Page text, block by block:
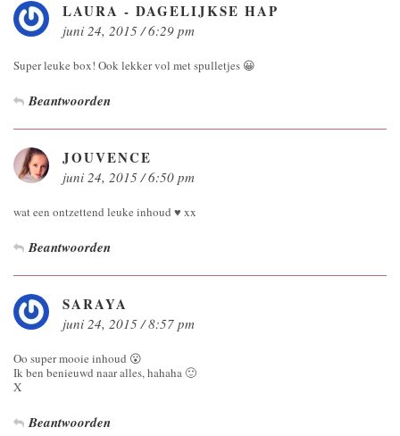
LAURA - DAGELIJKSE HAP
juni 24, 2015 / 6:29 pm
Super leuke box! Ook lekker vol met spulletjes 😀
Beantwoorden
JOUVENCE
juni 24, 2015 / 6:50 pm
wat een ontzettend leuke inhoud ♥ xx
Beantwoorden
SARAYA
juni 24, 2015 / 8:57 pm
Oo super mooie inhoud 😮
Ik ben benieuwd naar alles, hahaha 🙂
X
Beantwoorden